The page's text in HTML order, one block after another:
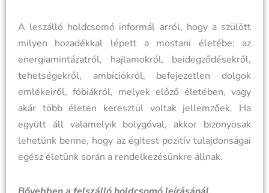
A leszálló holdcsomó informál arról, hogy a szülött
milyen hozadékkal lépett a mostani életébe: az
energiamintázatról, hajlamokról, beidegződésekről,
tehetségekről, ambíciókról, befejezetlen dolgok
emlékeiről, fóbiákról, melyek előző életében, vagy
akár több életen keresztül voltak jellemzőek. Ha
együtt áll valamelyik bolygóval, akkor bizonyosak
lehetünk benne, hogy az égitest pozitív tulajdonságai
egész életünk során a rendelkezésünkre állnak.